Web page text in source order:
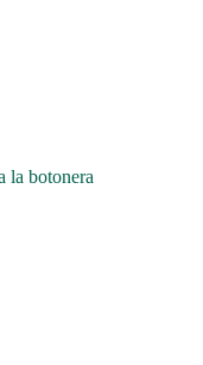
la botonera